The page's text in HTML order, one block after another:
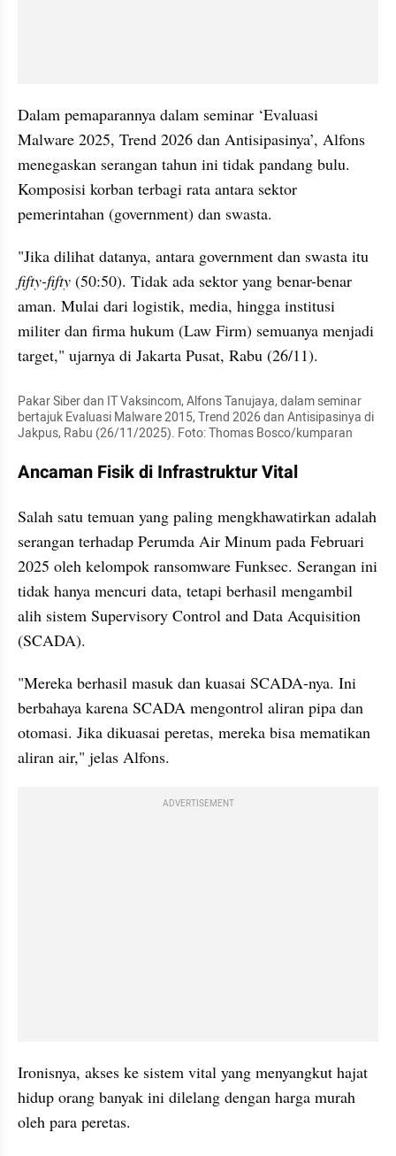
Dalam pemaparannya dalam seminar ‘Evaluasi
Malware 2025, Trend 2026 dan Antisipasinya’, Alfons
menegaskan serangan tahun ini tidak pandang bulu.
Komposisi korban terbagi rata antara sektor
pemerintahan (government) dan swasta.
"Jika dilihat datanya, antara government dan swasta itu
fifty-fifty (50:50). Tidak ada sektor yang benar-benar
aman. Mulai dari logistik, media, hingga institusi
militer dan firma hukum (Law Firm) semuanya menjadi
target," ujarnya di Jakarta Pusat, Rabu (26/11).
Pakar Siber dan IT Vaksincom, Alfons Tanujaya, dalam seminar
bertajuk Evaluasi Malware 2015, Trend 2026 dan Antisipasinya di
Jakpus, Rabu (26/11/2025). Foto: Thomas Bosco/kumparan
Ancaman Fisik di Infrastruktur Vital
Salah satu temuan yang paling mengkhawatirkan adalah
serangan terhadap Perumda Air Minum pada Februari
2025 oleh kelompok ransomware Funksec. Serangan ini
tidak hanya mencuri data, tetapi berhasil mengambil
alih sistem Supervisory Control and Data Acquisition
(SCADA).
"Mereka berhasil masuk dan kuasai SCADA-nya. Ini
berbahaya karena SCADA mengontrol aliran pipa dan
otomasi. Jika dikuasai peretas, mereka bisa mematikan
aliran air," jelas Alfons.
ADVERTISEMENT
Ironisnya, akses ke sistem vital yang menyangkut hajat
hidup orang banyak ini dilelang dengan harga murah
oleh para peretas.